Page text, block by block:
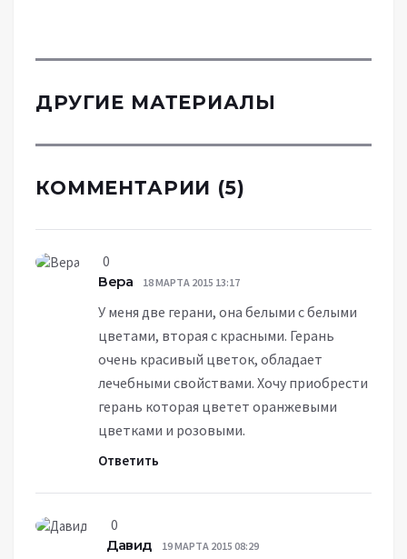
ДРУГИЕ МАТЕРИАЛЫ
КОММЕНТАРИИ (5)
0
Вера
18 МАРТА 2015 13:17
У меня две герани, она белыми с белыми
цветами, вторая с красными. Герань
очень красивый цветок, обладает
лечебными свойствами. Хочу приобрести
герань которая цветет оранжевыми
цветками и розовыми.
Ответить
0
Давид
19 МАРТА 2015 08:29